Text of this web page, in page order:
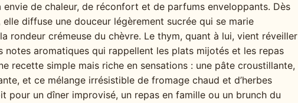
envie de chaleur, de réconfort et de parfums enveloppants. Dès
diffuse une douceur légèrement sucrée qui se marie
rondeur crémeuse du chèvre. Le thym, quant à lui, vient réveiller
notes aromatiques qui rappellent les plats mijotés et les repas
recette simple mais riche en sensations : une pâte croustillante,
et ce mélange irrésistible de fromage chaud et d’herbes
pour un dîner improvisé, un repas en famille ou un brunch du